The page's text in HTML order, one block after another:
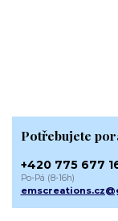
Potřebujete
+420 775 677
Po-Pá (8-16h)